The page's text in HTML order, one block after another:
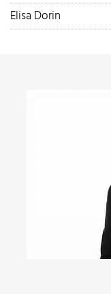
Elisa Dorin